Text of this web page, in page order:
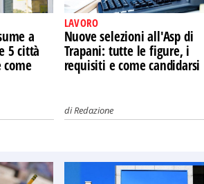
a
5 città
LAVORO
Nuove selezioni all'Asp di
Trapani: tutte le figure, i
requisiti e come candidarsi
diRedazione